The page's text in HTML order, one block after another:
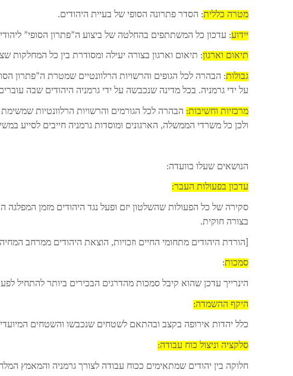
מטרה כללית: הסדר פתרונה הסופי של בעיית היהודים.
יידוע: עדכון כל המשתתפים בהחלטה של ביצוע ה”פתרון הסופי”
תיאום וארגון: תיאום וארגון בצורה יעילה ומסודרת בין כל המחלקות
גבולות: הבהרה לכל הגופים והרשויות הרלוונטיים שמטרת ה”פתרון
על ידי גרמניה. בכל מדינה שנכבשה על ידי גרמניה היהודים שבה
מרכזיות וחשיבות: הבהרה לכל הגורמים והרשויות הרלוונטיות
ולכן כל משרדי הממשלה, הארגונים ומוסדות גרמניה חייבים לסייע
הנושאים שעלו בוועדה:
עדכון בפעולות העבר:
סקירה של כל הפעולות שהשלטון יזם ופעל נגד היהודים מזמן
בצורה חוקית.
[הורדת היהודים מתחומי החיים וזכויות, הוצאת היהודים ממרחב
סמכות:
הינרייך עדכן שהוא קיבל סמכות מהדרגים הבכירים ביותר להתחיל
היקף ההשמדה:
כלל יהדות אירופה בקצב ובהתאם לשטחים שנכבשו והשטחים המיועדים להיכבש על
סלקציה וניצול כוח עבודה:
חלוקה בין יהודים שמתאימים ככוח עבודה לצורך גרמניה והמאמץ